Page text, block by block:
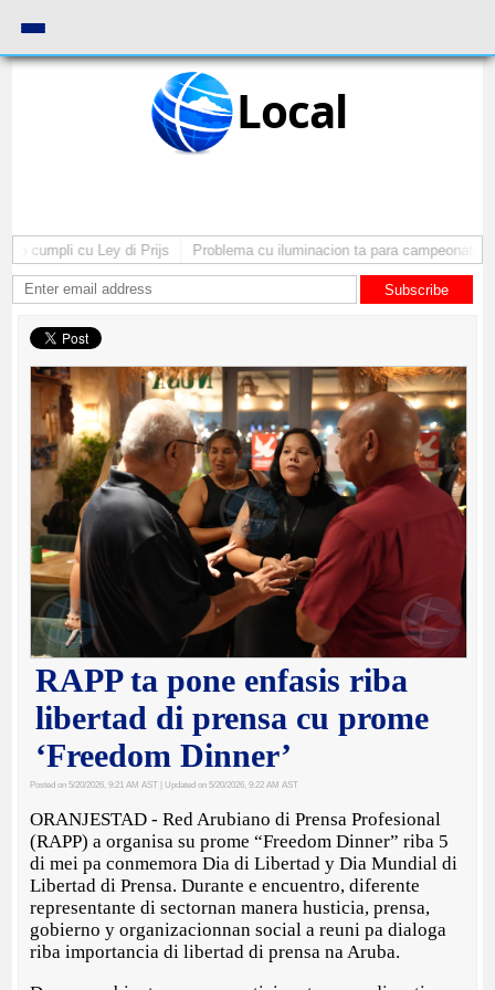
Local
cumpli cu Ley di Prijs Problema cu iluminacion ta para campeonato
Subscribe
RAPP ta pone enfasis riba
libertad di prensa cu prome
‘Freedom Dinner’
Posted on 5/20/2026, 9:21 AM AST | Updated on 5/20/2026, 9:22 AM AST
ORANJESTAD - Red Arubiano di Prensa Profesional
(RAPP) a organisa su prome “Freedom Dinner” riba 5
di mei pa conmemora Dia di Libertad y Dia Mundial di
Libertad di Prensa. Durante e encuentro, diferente
representante di sectornan manera husticia, prensa,
gobierno y organizacionnan social a reuni pa dialoga
riba importancia di libertad di prensa na Aruba.